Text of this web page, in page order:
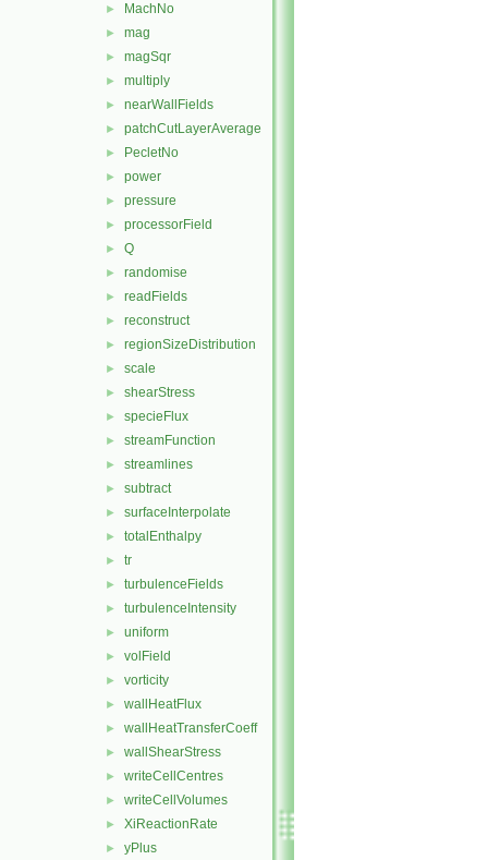
► MachNo
► mag
► magSqr
► multiply
► nearWallFields
► patchCutLayerAverage
► PecletNo
► power
► pressure
► processorField
► Q
► randomise
► readFields
► reconstruct
► regionSizeDistribution
► scale
► shearStress
► specieFlux
► streamFunction
► streamlines
► subtract
► surfaceInterpolate
► totalEnthalpy
► tr
► turbulenceFields
► turbulenceIntensity
► uniform
► volField
► vorticity
► wallHeatFlux
► wallHeatTransferCoeff
► wallShearStress
► writeCellCentres
► writeCellVolumes
► XiReactionRate
► yPlus